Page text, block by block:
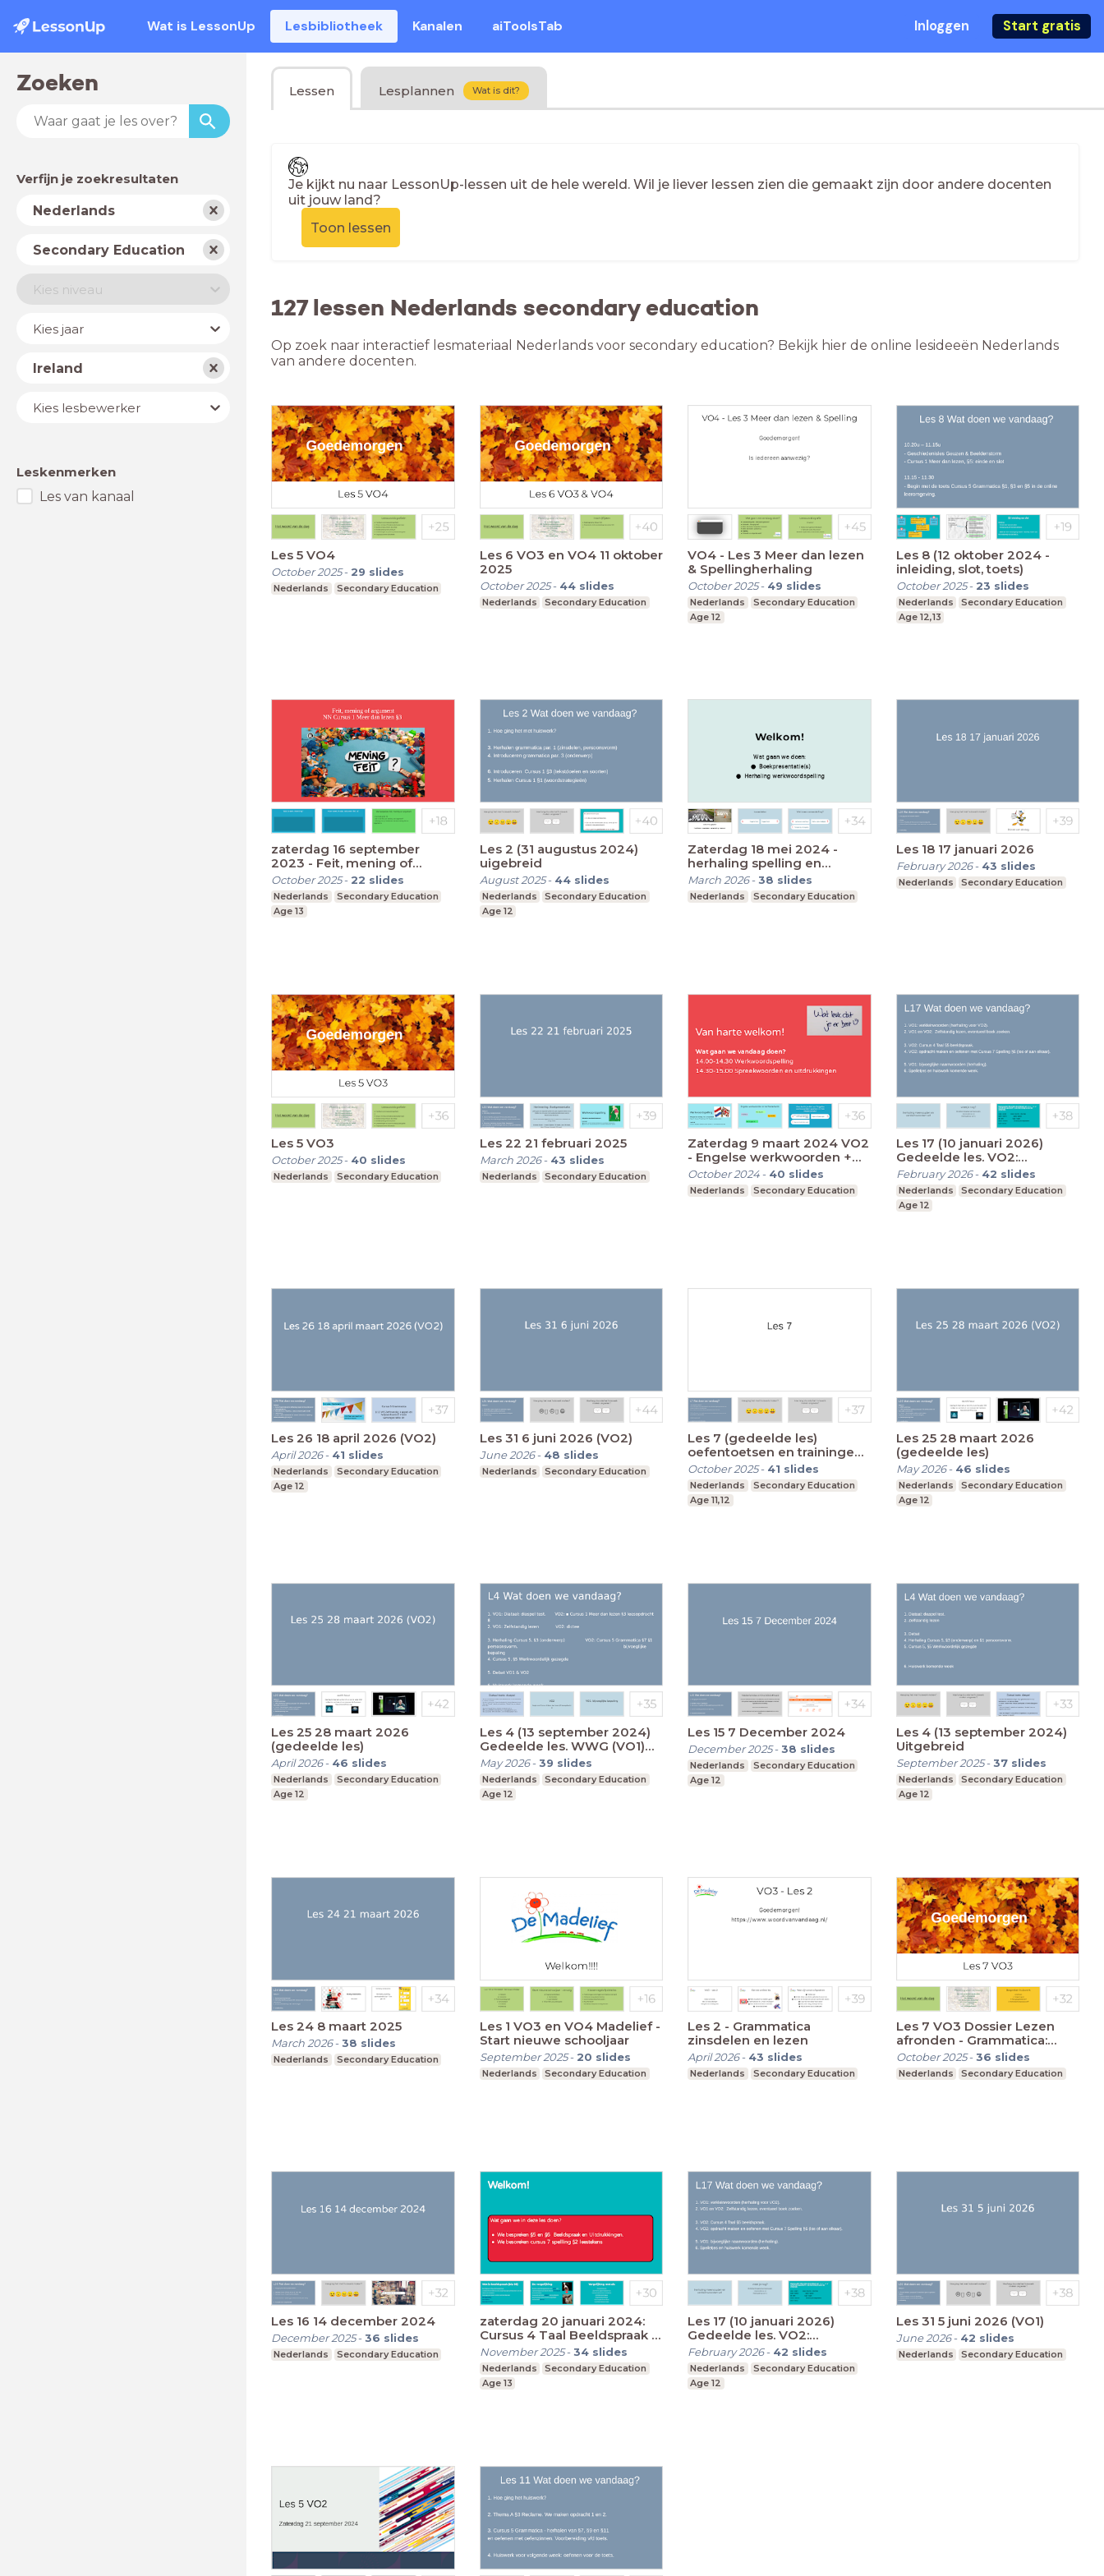
Wat is LessonUp Lesbibliotheek Kanalen aiToolsTab Inloggen Start gratis
Zoeken
Verfijn je zoekresultaten
VakNederlands
Schooltype
Secondary Education
Niveau
Kies niveau
JaarKies jaar
LandIreland
Lesbewerker
Kies lesbewerker
Leskenmerken
Les van kanaal
Lessen Lesplannen Wat is dit?
Je kijkt nu naar LessonUp-lessen uit de hele wereld. Wil je liever lessen zien die gemaakt zijn door andere docenten
uit jouw land?
Toon lessen
127 lessen Nederlands secondary education
Op zoek naar interactief lesmateriaal Nederlands voor secondary education? Bekijk hier de online lesideeën Nederlands
van andere docenten.
Les 5 VO4
October 2025- 29 slides
Nederlands Secondary Education
Les 6 VO3 en VO4 11 oktober
2025
October 2025- 44 slides
Nederlands Secondary Education
VO4 - Les 3 Meer dan lezen
& Spellingherhaling
October 2025- 49 slides
Nederlands
Secondary Education
Age 12
Les 8 (12 oktober 2024 -
inleiding, slot, toets)
October 2025- 23 slides
Nederlands
Secondary Education
Age 12,13
zaterdag 16 september
2023 - Feit, mening of
argument
October 2025- 22 slides
Nederlands
Secondary Education
Age 13
Les 2 (31 augustus 2024)
uigebreid
August 2025- 44 slides
Nederlands
Secondary Education
Age 12
Zaterdag 18 mei 2024 -
herhaling spelling en
werkwoordspelling
March 2026-38 slides
Nederlands Secondary Education
Les 18 17 januari 2026
February 2026- 43 slides
Nederlands Secondary Education
Les 5 VO3
October 2025- 40 slides
Nederlands Secondary Education
Les 22 21 februari 2025
March 2026- 43 slides
Nederlands Secondary Education
Zaterdag 9 maart 2024 VO2
- Engelse werkwoorden +
spreekwoorden/uitdrukkingen/gezegden
October 2024- 40 slides
Nederlands Secondary Education
Les 17 (10 januari 2026)
Gedeelde les. VO2:
beeldspraak, oefenen met
spelling
February 2026- 42 slides
Nederlands
Secondary Education
Age 12
Les 26 18 april 2026 (VO2)
April 2026- 41 slides
Nederlands
Secondary Education
Age 12
Les 31 6 juni 2026 (VO2)
June 2026- 48 slides
Nederlands Secondary Education
Les 7 (gedeelde les)
oefentoetsen en trainingen
(VO1) samengestelde
zinnen (VO2)
October 2025- 41 slides
Nederlands
Secondary Education
Age 11,12
Les 25 28 maart 2026
(gedeelde les)
May 2026- 46 slides
Nederlands
Secondary Education
Age 12
Les 25 28 maart 2026
(gedeelde les)
April 2026- 46 slides
Nederlands
Secondary Education
Age 12
Les 4 (13 september 2024)
Gedeelde les. WWG (VO1)
bijv bep (VO2) Dictee
Debatteren DIAtoets
May 2026-39 slides
Nederlands
Secondary Education
Age 12
Les 15 7 December 2024
December 2025-38 slides
Nederlands
Secondary Education
Age 12
Les 4 (13 september 2024)
Uitgebreid
September 2025-37 slides
Nederlands
Secondary Education
Age 12
Les 24 8 maart 2025
March 2026-38 slides
Nederlands Secondary Education
Les 1 VO3 en VO4 Madelief -
Start nieuwe schooljaar
September 2025- 20 slides
Nederlands Secondary Education
Les 2 - Grammatica
zinsdelen en lezen
April 2026- 43 slides
Nederlands Secondary Education
Les 7 VO3 Dossier Lezen
afronden - Grammatica:
Beknopte bijzin
October 2025-36 slides
Nederlands Secondary Education
Les 16 14 december 2024
December 2025-36 slides
Nederlands Secondary Education
zaterdag 20 januari 2024:
Cursus 4 Taal Beeldspraak +
Spelling leestekens
November 2025-34 slides
Nederlands
Secondary Education
Age 13
Les 17 (10 januari 2026)
Gedeelde les. VO2:
beeldspraak, oefenen met
spelling
February 2026- 42 slides
Nederlands
Secondary Education
Age 12
Les 31 5 juni 2026 (VO1)
June 2026- 42 slides
Nederlands Secondary Education